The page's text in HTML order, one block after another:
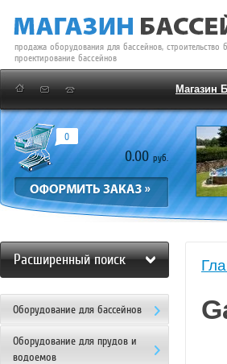
продажа оборудования для бассейнов, строительство
проектирование бассейнов
Магазин
0.00 руб.
0
Расширенный поиск
Оборудование для бассейнов
Оборудование для прудов и
водоемов